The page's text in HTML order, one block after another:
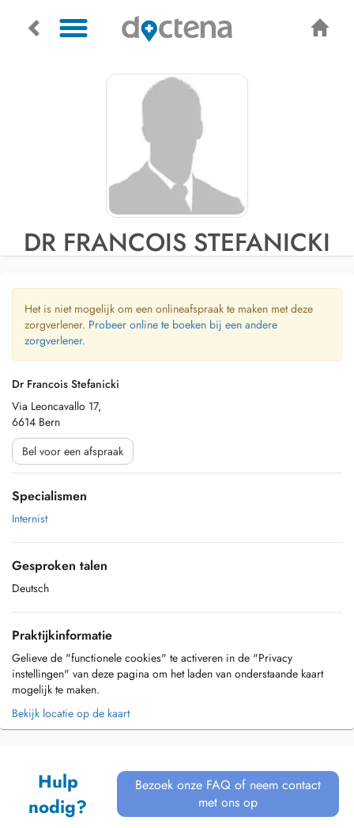
DR FRANCOIS STEFANICKI
Het is niet mogelijk om een onlineafspraak te maken met deze
zorgverlener. Probeer online te boeken bij een andere
zorgverlener.
Dr Francois Stefanicki
Via Leoncavallo 17,
6614 Bern
Bel voor een afspraak
Specialismen
Internist
Gesproken talen
Deutsch
Praktijkinformatie
Gelieve de "functionele cookies" te activeren in de "Privacy
instellingen" van deze pagina om het laden van onderstaande kaart
mogelijk te maken.
Bekijk locatie op de kaart
Hulp
nodig?
Bezoek onze FAQ of neem contact
met ons op